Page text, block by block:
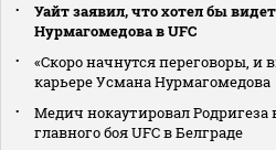
Уайт заявил, что хотел бы
Нурмагомедова в UFC
«Скоро начнутся переговоры, и
карьере Усмана Нурмагомедова
Медич нокаутировал Родригеза
главного боя UFC в Белграде